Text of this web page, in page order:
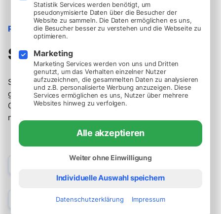
REICHWEITE
Sichtbarkeit, wo es zählt.
Stelle sicher, dass deine Stellenangebote überall
gefunden werden. Vom organischen Suchranking bis zu
Google Jobs - maximiere deine Reichweite und ziehe
mehr Bewerber an.
SEO-Optimierung
Beste Positionen in den Suchergebnissen von Google &
Google Jobs Integration
Statistik Services werden benötigt, um
pseudonymisierte Daten über die Besucher der
Website zu sammeln. Die Daten ermöglichen es uns,
die Besucher besser zu verstehen und die Webseite zu
optimieren.
Marketing
Marketing Services werden von uns und Dritten
genutzt, um das Verhalten einzelner Nutzer
aufzuzeichnen, die gesammelten Daten zu analysieren
und z.B. personalisierte Werbung anzuzeigen. Diese
Services ermöglichen es uns, Nutzer über mehrere
Websites hinweg zu verfolgen.
Alle akzeptieren
Weiter ohne Einwilligung
Individuelle Auswahl speichern
Datenschutzerklärung Impressum